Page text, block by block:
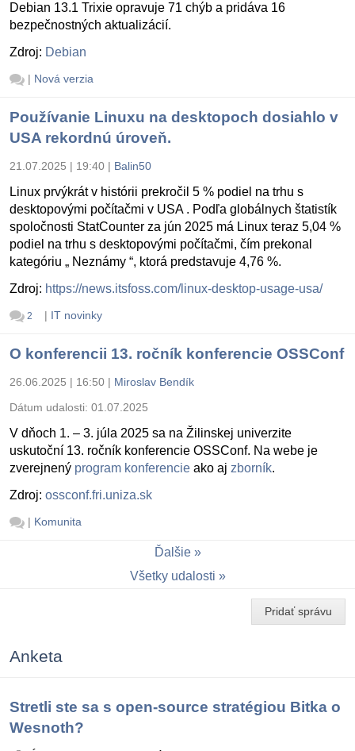
Debian 13.1 Trixie opravuje 71 chýb a pridáva 16
bezpečnostných aktualizácií.
Zdroj: Debian
| Nová verzia
Používanie Linuxu na desktopoch dosiahlo v
USA rekordnú úroveň.
21.07.2025 | 19:40 | Balin50
Linux prvýkrát v histórii prekročil 5 % podiel na trhu s
desktopovými počítačmi v USA . Podľa globálnych štatistík
spoločnosti StatCounter za jún 2025 má Linux teraz 5,04 %
podiel na trhu s desktopovými počítačmi, čím prekonal
kategóriu „ Neznámy “, ktorá predstavuje 4,76 %.
Zdroj: https://news.itsfoss.com/linux-desktop-usage-usa/
2 | IT novinky
O konferencii 13. ročník konferencie OSSConf
26.06.2025 | 16:50 | Miroslav Bendík
Dátum udalosti: 01.07.2025
V dňoch 1. – 3. júla 2025 sa na Žilinskej univerzite
uskutoční 13. ročník konferencie OSSConf. Na webe je
zverejnený program konferencie ako aj zborník.
Zdroj: ossconf.fri.uniza.sk
| Komunita
Ďalšie
Všetky udalosti
Pridať správu
Anketa
Stretli ste sa s open-source stratégiou Bitka o
Wesnoth?